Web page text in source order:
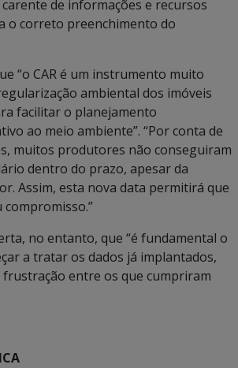
de informações e recursos
o correto preenchimento do
“o CAR é um instrumento muito
ambiental dos imóveis
facilitar o planejamento
ao meio ambiente”. “Por conta de
muitos produtores não conseguiram
dentro do prazo, apesar da
Assim, esta nova data permitirá que
no entanto, que “é fundamental o
a tratar os dados já implantados,
frustração entre os que cumpriram